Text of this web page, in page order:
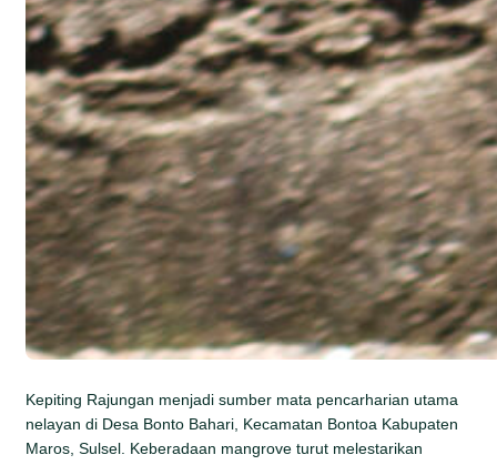
Kepiting Rajungan menjadi sumber mata pencarharian utama
nelayan di Desa Bonto Bahari, Kecamatan Bontoa Kabupaten
Maros, Sulsel. Keberadaan mangrove turut melestarikan